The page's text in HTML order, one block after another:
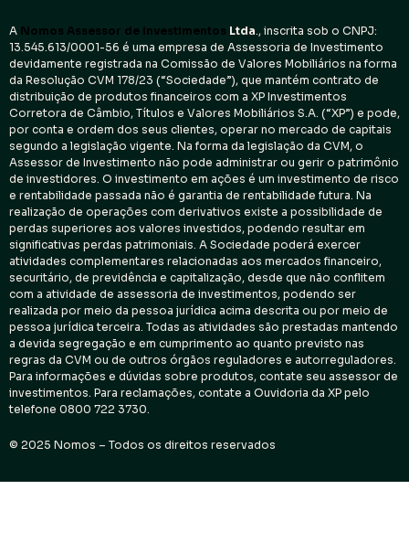
A Nomos Assessor de investimentos Ltda., inscrita sob o CNPJ:
13.545.613/0001-56 é uma empresa de Assessoria de Investimento
devidamente registrada na Comissão de Valores Mobiliários na forma
da Resolução CVM 178/23 (“Sociedade”), que mantém contrato de
distribuição de produtos financeiros com a XP Investimentos
Corretora de Câmbio, Títulos e Valores Mobiliários S.A. (“XP”) e pode,
por conta e ordem dos seus clientes, operar no mercado de capitais
segundo a legislação vigente. Na forma da legislação da CVM, o
Assessor de Investimento não pode administrar ou gerir o patrimônio
de investidores. O investimento em ações é um investimento de risco
e rentabilidade passada não é garantia de rentabilidade futura. Na
realização de operações com derivativos existe a possibilidade de
perdas superiores aos valores investidos, podendo resultar em
significativas perdas patrimoniais. A Sociedade poderá exercer
atividades complementares relacionadas aos mercados financeiro,
securitário, de previdência e capitalização, desde que não conflitem
com a atividade de assessoria de investimentos, podendo ser
realizada por meio da pessoa jurídica acima descrita ou por meio de
pessoa jurídica terceira. Todas as atividades são prestadas mantendo
a devida segregação e em cumprimento ao quanto previsto nas
regras da CVM ou de outros órgãos reguladores e autorreguladores.
Para informações e dúvidas sobre produtos, contate seu assessor de
investimentos. Para reclamações, contate a Ouvidoria da XP pelo
telefone 0800 722 3730.
© 2025 Nomos – Todos os direitos reservados